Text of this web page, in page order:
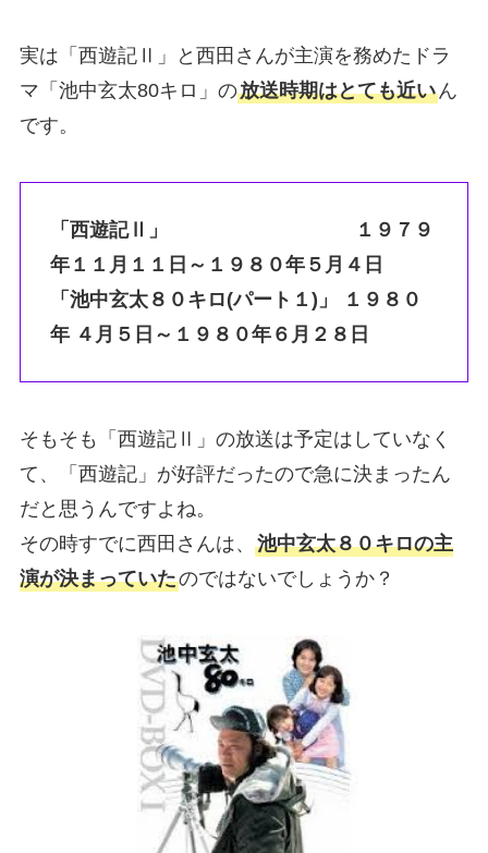
実は「西遊記Ⅱ」と西田さんが主演を務めたドラ
マ「池中玄太80キロ」の放送時期はとても近いん
です。
「西遊記Ⅱ」 １９７９
年１１月１１日～１９８０年５月４日
「池中玄太８０キロ(パート１)」 １９８０
年 ４月５日～１９８０年６月２８日
そもそも「西遊記Ⅱ」の放送は予定はしていなく
て、「西遊記」が好評だったので急に決まったん
だと思うんですよね。
その時すでに西田さんは、 池中玄太８０キロの主
演が決まっていたのではないでしょうか？